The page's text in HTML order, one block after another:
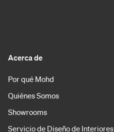
Acerca de
Por qué Mohd
Quiénes Somos
Showrooms
Servicio de Diseño de Interiores